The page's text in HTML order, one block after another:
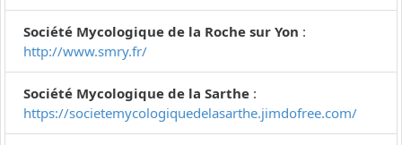
Société Mycologique de la Roche sur Yon :
http://www.smry.fr/
Société Mycologique de la Sarthe :
https://societemycologiquedelasarthe.jimdofree.com/